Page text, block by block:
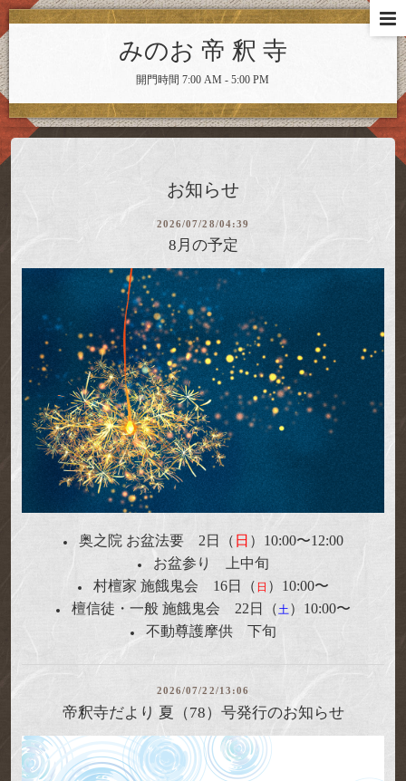
みのお 帝 釈 寺
開門時間 7:00 AM - 5:00 PM
お知らせ
2026/07/28/04:39
8月の予定
奥之院 お盆法要 2日（ 日 ）10:00〜12:00
お盆参り 上中旬
村檀家 施餓鬼会 16日（ 日 ）10:00〜
檀信徒・一般 施餓鬼会 22 日（土）10:00〜
不動尊護摩供下旬
2026/07/22/13:06
帝釈寺だより 夏（78）号発行のお知らせ